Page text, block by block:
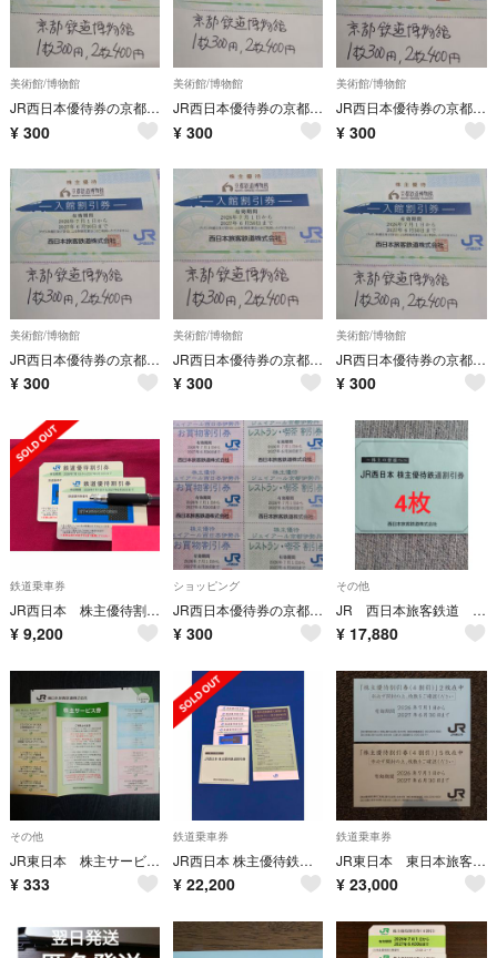
美術館/博物館
JR西日本優待券の京都鉄道博物館半額割引券1枚300円、2枚400円、3枚550円、4枚700円（追加1枚150円）在庫多数あり
¥ 300
美術館/博物館
JR西日本優待券の京都鉄道博物館半額割引券1枚300円、2枚400円、3枚550円、4枚700円（追加1枚150円）在庫多数あり
¥ 300
美術館/博物館
JR西日本優待券の京都鉄道博物館半額割引券1枚300円、2枚400円、3枚550円、4枚700円（追加1枚150円）在庫多数あり
¥ 300
美術館/博物館
JR西日本優待券の京都鉄道博物館半額割引券1枚300円、2枚400円、3枚550円、4枚700円（追加1枚150円）在庫多数あり
¥ 300
美術館/博物館
JR西日本優待券の京都鉄道博物館半額割引券1枚300円、2枚400円、3枚550円、4枚700円（追加1枚150円）在庫多数あり
¥ 300
美術館/博物館
JR西日本優待券の京都鉄道博物館半額割引券1枚300円、2枚400円、3枚550円、4枚700円（追加1枚150円）在庫多数あり
¥ 300
鉄道乗車券
JR西日本 株主優待割引券（5割引） 2枚組
¥ 9,200
ショッピング
JR西日本優待券の京都伊勢丹買い物割引券30枚300円より（在庫多数あります）
¥ 300
その他
JR 西日本旅客鉄道 鉄道優待割引券 4枚
¥ 17,880
その他
JR東日本 株主サービス券 冊子版
¥ 333
鉄道乗車券
JR西日本 株主優待鉄道割引券 5枚セット 京都鉄道博物館入館割引券付
¥ 22,200
鉄道乗車券
JR東日本 東日本旅客鉄道 株主優待割引券 7枚セット
¥ 23,000